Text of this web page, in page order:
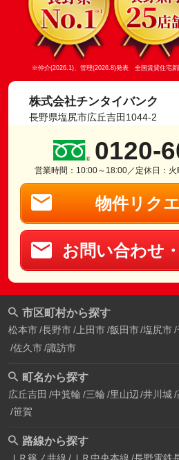
※仲介(2026.1)、管理(2026.8)発表 全国賃貸住宅新
株式会社チンタイバンク
長野県塩尻市広丘吉田1044-2
0120-
営業時間：10:00～18:00／定休日：
物件リク
お問い合わせ
市区町村から探す
松本市 長野市 上田市 飯田市 塩尻市
佐久市 諏訪市
町名から探す
広丘吉田 中箕輪 三輪 里山辺 井川城
笹賀
路線から探す